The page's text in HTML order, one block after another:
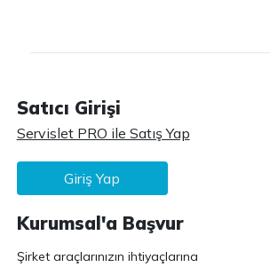
Satıcı Girişi
Servislet PRO ile Satış Yap
Giriş Yap
Kurumsal'a Başvur
Şirket araçlarınızın ihtiyaçlarına